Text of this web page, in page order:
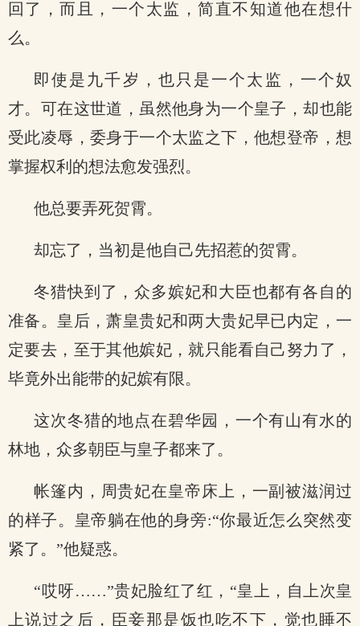
回了，而且，一个太监，简直不知道他在想什
么。
即使是九千岁，也只是一个太监，一个奴
才。可在这世道，虽然他身为一个皇子，却也能
受此凌辱，委身于一个太监之下，他想登帝，想
掌握权利的想法愈发强烈。
他总要弄死贺霄。
却忘了，当初是他自己先招惹的贺霄。
冬猎快到了，众多嫔妃和大臣也都有各自的
准备。皇后，萧皇贵妃和两大贵妃早已内定，一
定要去，至于其他嫔妃，就只能看自己努力了，
毕竟外出能带的妃嫔有限。
这次冬猎的地点在碧华园，一个有山有水的
林地，众多朝臣与皇子都来了。
帐篷内，周贵妃在皇帝床上，一副被滋润过
的样子。皇帝躺在他的身旁:“你最近怎么突然变
紧了。”他疑惑。
“哎呀……”贵妃脸红了红，“皇上，自上次皇
上说过之后，臣妾那是饭也吃不下，觉也睡不